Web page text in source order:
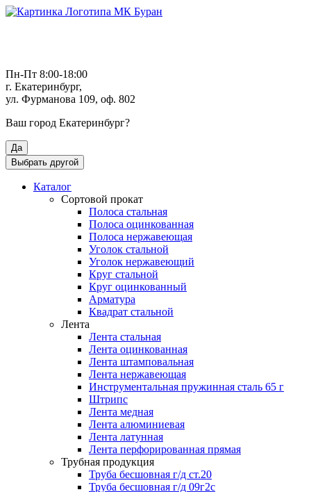
Пн-Пт 8:00-18:00
г. Екатеринбург,
ул. Фурманова 109, оф. 802
Ваш город Екатеринбург?
Да
Выбрать другой
Каталог
Сортовой прокат
Полоса стальная
Полоса оцинкованная
Полоса нержавеющая
Уголок стальной
Уголок нержавеющий
Круг стальной
Круг оцинкованный
Арматура
Квадрат стальной
Лента
Лента стальная
Лента оцинкованная
Лента штамповальная
Лента нержавеющая
Инструментальная пружинная сталь 65 г
Штрипс
Лента медная
Лента алюминиевая
Лента латунная
Лента перфорированная прямая
Трубная продукция
Труба бесшовная г/д ст.20
Труба бесшовная г/д 09г2с